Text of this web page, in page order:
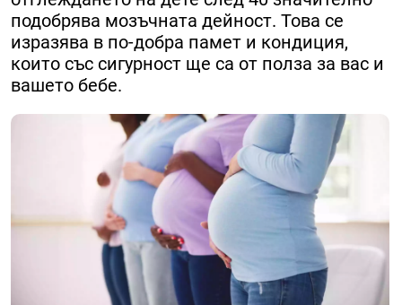
подобрява мозъчната дейност. Това се
изразява в по-добра памет и кондиция,
които със сигурност ще са от полза за вас и
вашето бебе.